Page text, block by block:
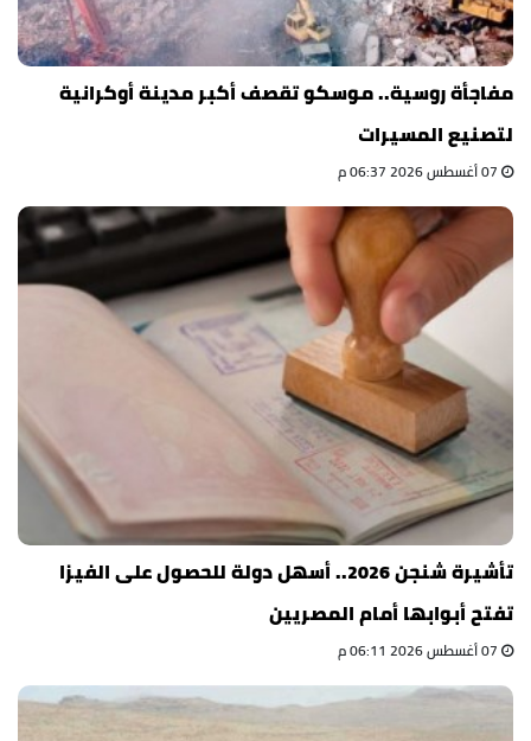
مفاجأة روسية.. موسكو تقصف أكبر مدينة أوكرانية
لتصنيع المسيرات
تأشيرة شنجن 2026.. أسهل دولة للحصول على الفيزا
تفتح أبوابها أمام المصريين